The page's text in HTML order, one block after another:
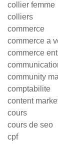
collier femme
colliers
commerce
commerce a
commerce
community
comptabilite
content
cours
cours de seo
cpf